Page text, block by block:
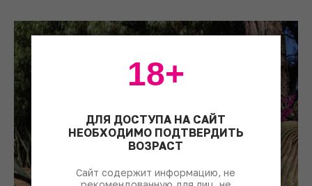
ДЛЯ ДОСТУПА НА САЙТ
НЕОБХОДИМО ПОДТВЕРДИТЬ
ВОЗРАСТ
Сайт содержит информацию, не
18+